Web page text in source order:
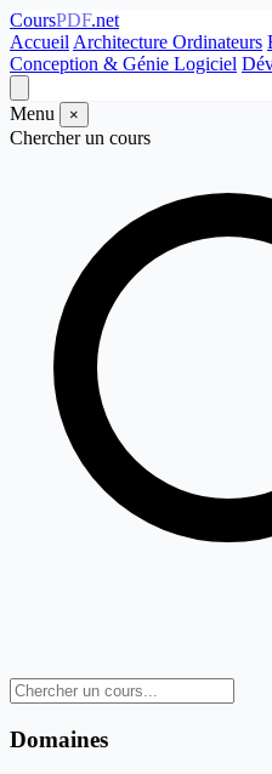
CoursPDF.net
Accueil Architecture Ordinateurs
Conception & Génie Logiciel
Menu ×
Chercher un cours
Domaines